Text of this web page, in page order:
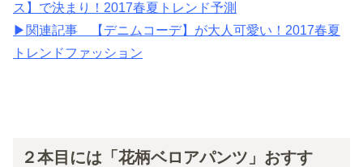
ス】で決まり！2017春夏トレンド予測
▶︎関連記事 【デニムコーデ】が大人可愛い！2017春夏
トレンドファッション
２本目には「花柄ベロアパンツ」おすす